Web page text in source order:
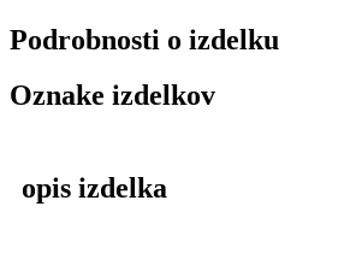
Podrobnosti o izdelku
Oznake izdelkov
opis izdelka